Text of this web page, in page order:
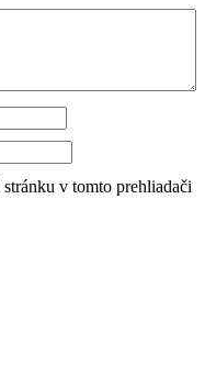
v tomto prehliadači